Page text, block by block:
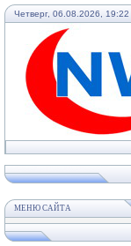
Четверг, 06.08.2026, 19:22
МЕНЮ САЙТА